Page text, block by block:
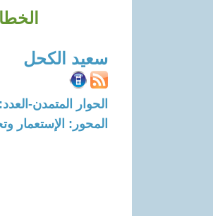
سعيد الكحل
الحوار المتمدن-العدد: 7072 - 2021 / 11 / 9 - 22:12
المحور: الإستعمار